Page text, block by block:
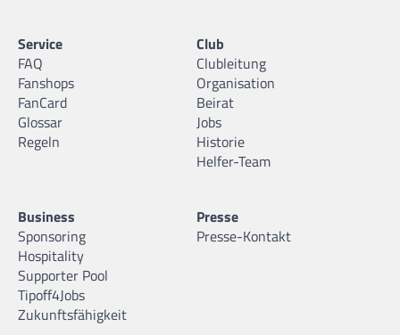
Service
FAQ
Fanshops
FanCard
Glossar
Regeln
Club
Clubleitung
Organisation
Beirat
Jobs
Historie
Helfer-Team
Business
Sponsoring
Hospitality
Supporter Pool
Tipoff4Jobs
Zukunftsfähigkeit
Presse
Presse-Kontakt